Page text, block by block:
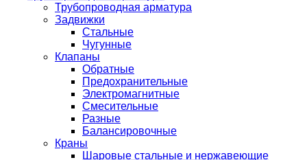
Трубопроводная арматура
Задвижки
Стальные
Чугунные
Клапаны
Обратные
Предохранительные
Электромагнитные
Смесительные
Разные
Балансировочные
Краны
Шаровые стальные и нержавеющие